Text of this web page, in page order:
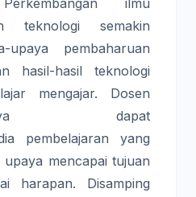
ilmu
teknologi semakin
upaya pembaharuan
hasil-hasil teknologi
mengajar. Dosen
dapat
pembelajaran yang
mencapai tujuan
harapan. Disamping